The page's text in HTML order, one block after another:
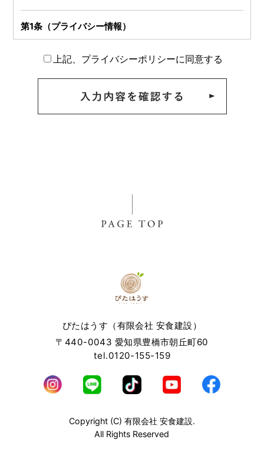
第1条（プライバシー情報）
プライバシー情報のうち「個人情報」とは，個人情報保護法
にいう「個人情報」を指すものとし，生存する個人に関する
情報であって，当該情報に含まれる氏名，生年月日，住所，
電話番号，連絡先その他の記述等により特定の個人を識別で
報，端末の個体識別情報などを指します。
第２条（プライバシー情報の収集方法）
カード番号，運転免許証番号などの個人情報をお尋ねするこ
とがあります。また，ユーザーと提携先などとの間でなされ
を当社の提携先（情報提供元，広告主，広告配信先などを含
みます。以下，｢提携先｣といいます。）などから収集するこ
とがあります。
当社は，ユーザーについて，利用したサービスやソフトウエ
検索キーワード，利用日時，利用方法，利用環境（携帯端末
報，位置情報，端末の個体識別情報などの履歴情報および特
性情報を，ユーザーが当社や提携先のサービスを利用しまた
上記、プライバシーポリシーに同意する
ぴたはうす（有限会社 安食建設）
〒440-0043 愛知県豊橋市朝丘町60
tel.0120-155-159
Copyright (C) 有限会社 安食建設.
All Rights Reserved